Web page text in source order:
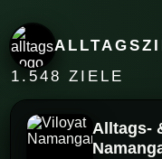
1.548 ZIELE
Alltags-